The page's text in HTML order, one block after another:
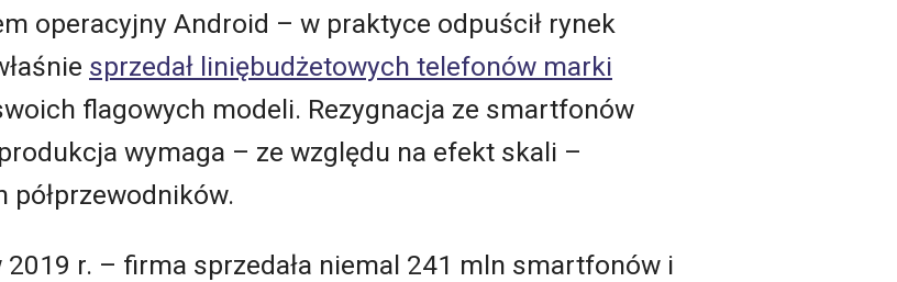
operacyjny Android – w praktyce odpuścił rynek
sprzedał liniębudżetowych telefonów marki
flagowych modeli. Rezygnacja ze smartfonów
wymaga – ze względu na efekt skali –
r. – firma sprzedała niemal 241 mln smartfonów i